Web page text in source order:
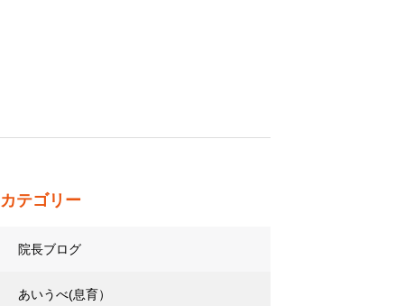
カテゴリー
院長ブログ
あいうべ(息育）